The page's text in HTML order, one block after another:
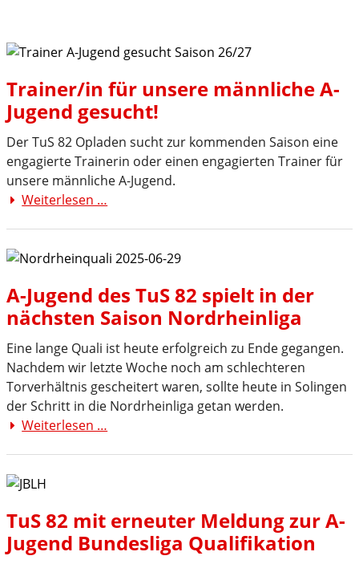
Trainer/in für unsere männliche A-
Jugend gesucht!
Der TuS 82 Opladen sucht zur kommenden Saison eine
engagierte Trainerin oder einen engagierten Trainer für
unsere männliche A-Jugend.
Weiterlesen …
männliche
Jugend
gesucht!
A-Jugend des TuS 82 spielt in der
nächsten Saison Nordrheinliga
Eine lange Quali ist heute erfolgreich zu Ende gegangen.
Nachdem wir letzte Woche noch am schlechteren
Torverhältnis gescheitert waren, sollte heute in Solingen
der Schritt in die Nordrheinliga getan werden.
Weiterlesen …
spielt
in
TuS 82 mit erneuter Meldung zur A-
Jugend Bundesliga Qualifikation